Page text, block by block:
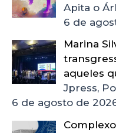
Apita o
6 de
Marina
aqueles
Jpress,
6 de agosto de